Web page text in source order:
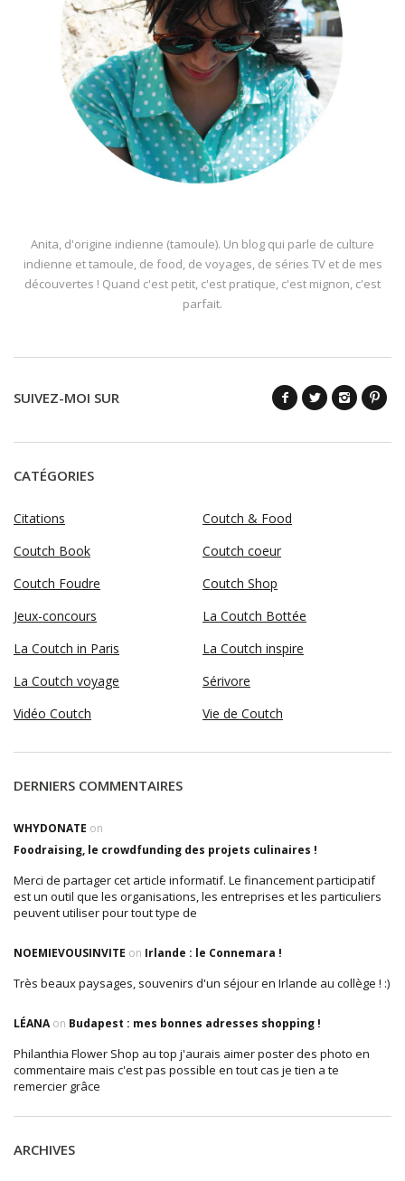
Anita, d'origine indienne (tamoule). Un blog qui parle de culture
indienne et tamoule, de food, de voyages, de séries TV et de mes
découvertes ! Quand c'est petit, c'est pratique, c'est mignon, c'est
parfait.
SUIVEZ-MOI SUR
CATÉGORIES
Citations
Coutch & Food
Coutch Book
Coutch coeur
Coutch Foudre
Coutch Shop
Jeux-concours
La Coutch Bottée
La Coutch in Paris
La Coutch inspire
La Coutch voyage
Sérivore
Vidéo Coutch
Vie de Coutch
DERNIERS COMMENTAIRES
WHYDONATE on
Foodraising, le crowdfunding des projets culinaires !
Merci de partager cet article informatif. Le financement participatif
est un outil que les organisations, les entreprises et les particuliers
peuvent utiliser pour tout type de
NOEMIEVOUSINVITE on Irlande : le Connemara !
Très beaux paysages, souvenirs d'un séjour en Irlande au collège ! :)
LÉANAon Budapest : mes bonnes adresses shopping !
Philanthia Flower Shop au top j'aurais aimer poster des photo en
commentaire mais c'est pas possible en tout cas je tien a te
remercier grâce
ARCHIVES